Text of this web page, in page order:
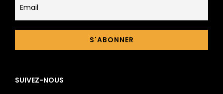
SUIVEZ-NOUS